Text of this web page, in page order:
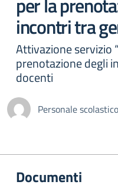
incontri tra
Attivazione servizio
prenotazione degli
docenti
Personale scolastico
Documenti